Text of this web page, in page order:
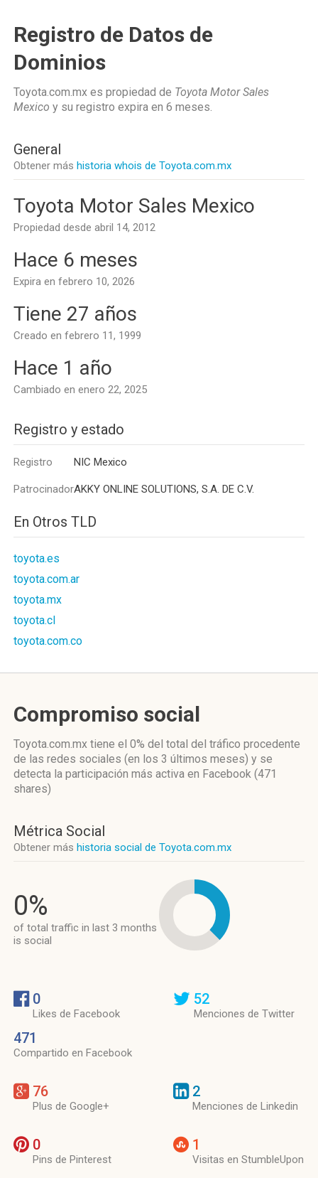
Registro de Datos de
Dominios
Toyota.com.mx es propiedad de Toyota Motor Sales
Mexico y su registro expira en 6 meses.
General
Obtener más historia whois de Toyota.com.mx
Toyota Motor Sales Mexico
Propiedad desde abril 14, 2012
Hace 6 meses
Expira en febrero 10, 2026
Tiene 27 años
Creado en febrero 11, 1999
Hace 1 año
Cambiado en enero 22, 2025
Registro y estado
Registro NIC Mexico
PatrocinadorAKKY ONLINE SOLUTIONS, S.A. DE C.V.
En Otros TLD
toyota.es
toyota.com.ar
toyota.mx
toyota.cl
toyota.com.co
Compromiso social
Toyota.com.mx tiene el 0% del total del tráfico procedente
de las redes sociales (en los 3 últimos meses) y se
detecta la participación más activa en Facebook (471
shares)
Métrica Social
Obtener más historia social de Toyota.com.mx
0%
of total traffic in last 3 months
is social
0
Likes de Facebook
471
Compartido en Facebook
52
Menciones de Twitter
76
Plus de Google+
2
Menciones de Linkedin
0
Pins de Pinterest
1
Visitas en StumbleUpon